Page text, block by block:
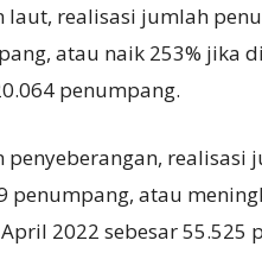
laut, realisasi jumlah
atau naik 253% jika
penumpang.
penyeberangan,
penumpang, atau
2022 sebesar 55.525